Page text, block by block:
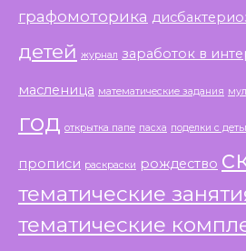
графомоторика
детей журнал заработок в
масленица математические задания
год открытка папе пасха поделки с
прописи раскраски рождество
тематические
тематические